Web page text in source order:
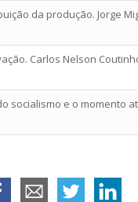
da produção. Jorge
Carlos Nelson
socialismo e o momento